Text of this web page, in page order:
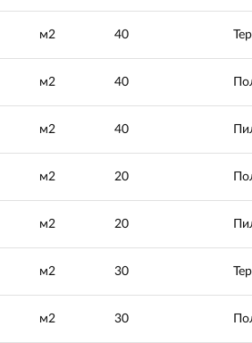
м2 40
м2 40
м2 40
м2 20
м2 20
м2 30
м2 30